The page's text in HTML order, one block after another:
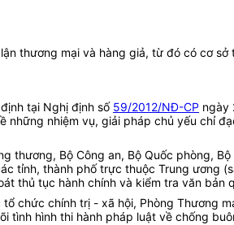
thương mại và hàng giả, từ đó có cơ
tại Nghị định số 59/2012/NĐ-CP ngày
nhiệm vụ, giải pháp chủ yếu chỉ
thương, Bộ Công an, Bộ Quốc phòng,
tỉnh, thành phố trực thuộc Trung
thủ tục hành chính và kiểm tra văn
chức chính trị - xã hội, Phòng Thương
hình thi hành pháp luật về chống